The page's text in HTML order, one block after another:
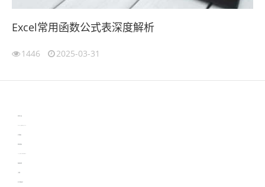
Excel常用函数公式表深度解析
1446 2025-03-31